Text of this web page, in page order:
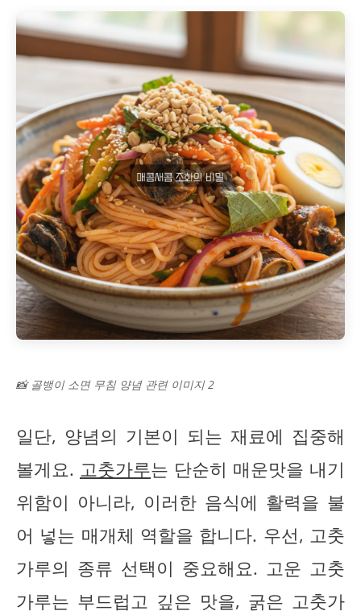
📸 골뱅이 소면 무침 양념 관련 이미지 2
일단, 양념의 기본이 되는 재료에 집중해
볼게요. 고춧가루는 단순히 매운맛을 내기
위함이 아니라, 이러한 음식에 활력을 불
어 넣는 매개체 역할을 합니다. 우선, 고춧
가루의 종류 선택이 중요해요. 고운 고춧
가루는 부드럽고 깊은 맛을, 굵은 고춧가